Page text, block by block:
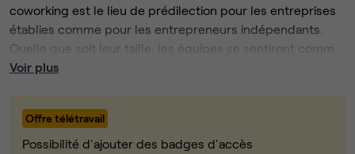
coworking est le lieu de prédilection pour les entreprises
établies comme pour les entrepreneurs indépendants.
Quelle que soit leur taille, les équipes se sentiront comme
chez elles dans notre espace.
Les membres peuvent profiter de vastes espaces
postes d'impression entièrement équipés et nos équipes
sur place.
Voir plus
Offre télétravail
Possibilité d'ajouter des badges d'accès